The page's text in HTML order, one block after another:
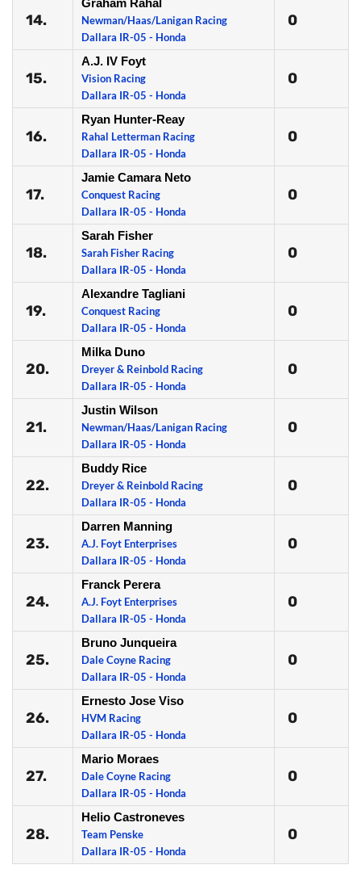
14.
Graham Rahal
Newman/Haas/Lanigan Racing
Dallara IR-05 - Honda
0
15.
A.J. IV Foyt
Vision Racing
Dallara IR-05 - Honda
0
16.
Ryan Hunter-Reay
Rahal Letterman Racing
Dallara IR-05 - Honda
0
17.
Jamie Camara Neto
Conquest Racing
Dallara IR-05 - Honda
0
18.
Sarah Fisher
Sarah Fisher Racing
Dallara IR-05 - Honda
0
19.
Alexandre Tagliani
Conquest Racing
Dallara IR-05 - Honda
0
20.
Milka Duno
Dreyer & Reinbold Racing
Dallara IR-05 - Honda
0
21.
Justin Wilson
Newman/Haas/Lanigan Racing
Dallara IR-05 - Honda
0
22.
Buddy Rice
Dreyer & Reinbold Racing
Dallara IR-05 - Honda
0
23.
Darren Manning
A.J. Foyt Enterprises
Dallara IR-05 - Honda
0
24.
Franck Perera
A.J. Foyt Enterprises
Dallara IR-05 - Honda
0
25.
Bruno Junqueira
Dale Coyne Racing
Dallara IR-05 - Honda
0
26.
Ernesto Jose Viso
HVM Racing
Dallara IR-05 - Honda
0
27.
Mario Moraes
Dale Coyne Racing
Dallara IR-05 - Honda
0
28.
Helio Castroneves
Team Penske
Dallara IR-05 - Honda
0